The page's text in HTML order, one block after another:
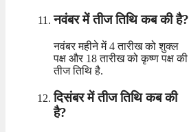
नवंबर में तीज तिथि कब की है?
नवंबर महीने में 4 तारीख को शुक्ल
पक्ष और 18 तारीख को कृष्ण पक्ष की
तीज तिथि है.
दिसंबर में तीज तिथि कब की
है?